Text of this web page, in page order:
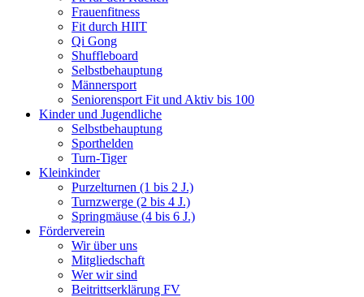
Frauenfitness
Fit durch HIIT
Qi Gong
Shuffleboard
Selbstbehauptung
Männersport
Seniorensport Fit und Aktiv bis 100
Kinder und Jugendliche
Selbstbehauptung
Sporthelden
Turn-Tiger
Kleinkinder
Purzelturnen (1 bis 2 J.)
Turnzwerge (2 bis 4 J.)
Springmäuse (4 bis 6 J.)
Förderverein
Wir über uns
Mitgliedschaft
Wer wir sind
Beitrittserklärung FV